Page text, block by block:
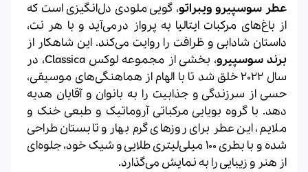
عطر سوسپیرو ویبراتو، گویی ملودی دل‌انگیزی است که
از باغ‌های مرکبات ایتالیا به پرواز درمی‌آید و با هر نت،
داستان شادابی و ظرافت را روایت می‌کند. این شاهکار از
برند سوسپیرو
، بخشی از مجموعه لوکس Classica، در
سال 2022 خلق شد تا با الهام از هماهنگی‌های موسیقی،
حسی از سرزندگی و جذابیت را به بانوان و آقایان هدیه
دهد. با گروه بویایی مرکباتی آروماتیک و طبعی خنک و
ملایم، این عطر برای روزهای گرم بهار و تابستان طراحی
شده و با بطری 100 میلی‌لیتری طلایی و شیک خود، جلوه‌ای
از هنر و زیبایی را به نمایش می‌گذارد.